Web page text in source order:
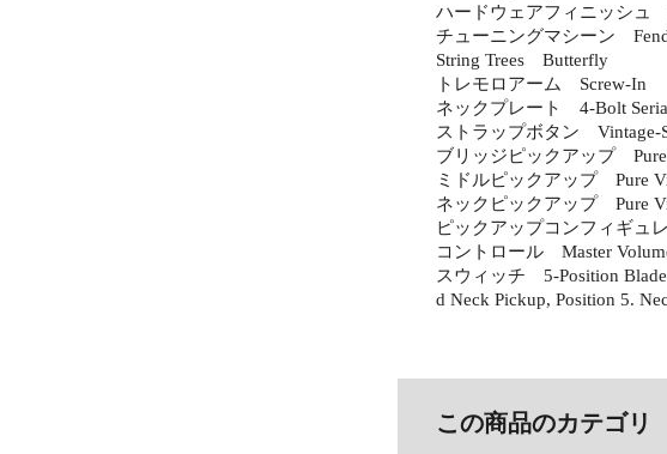
ハードウェアフィニッシュ
チューニングマシーン
String Trees Butterfly
トレモロアーム Screw-In
ネックプレート 4-Bolt
ストラップボタン Vintage-
ブリッジピックアップ Pure
ミドルピックアップ Pure
ネックピックアップ Pure
ピックアップコンフィギュ
コントロール Master
スウィッチ 5-Position
d Neck Pickup, Position 5.
この商品のカテゴリ